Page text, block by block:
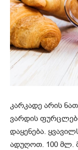
კარკადე არის
ვარდის
დაყენება.
ადუღოთ. 100 მლ.